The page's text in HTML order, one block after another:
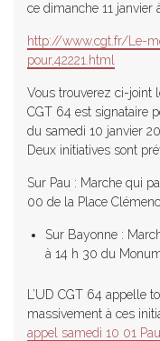
ce dimanche 11 janvier
http://www.cgt.fr/Le-
pour,42221.html
Vous trouverez ci-joint
CGT 64 est signataire
du samedi 10 janvier
Deux initiatives sont
Sur Pau : Marche qui
00 de la Place
Sur Bayonne :
à 14 h 30 du
L’UD CGT 64 appelle
massivement à ces
appel samedi 10 01